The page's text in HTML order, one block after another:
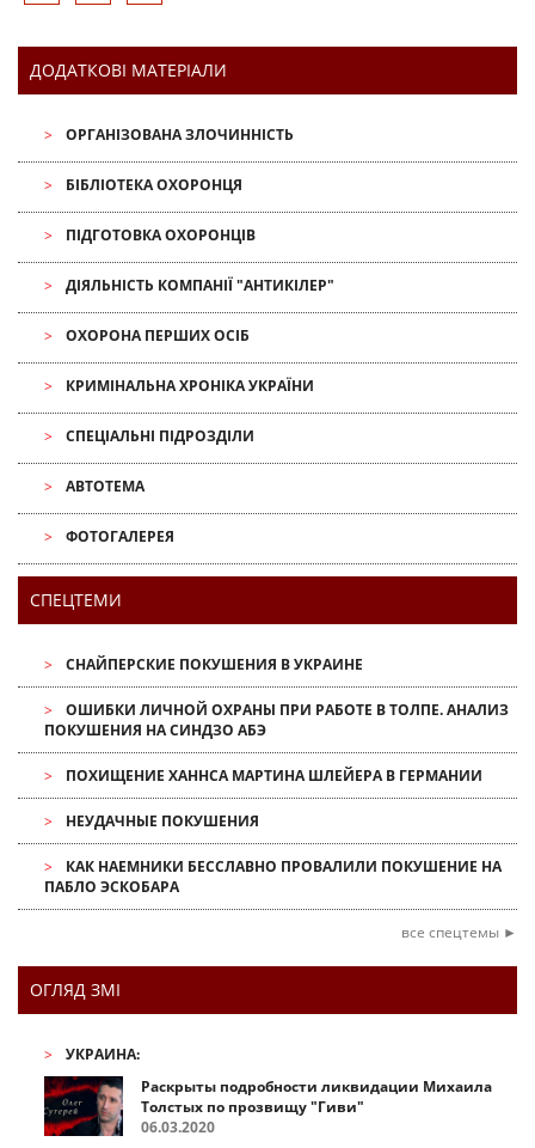
ДОДАТКОВІ МАТЕРІАЛИ
ОРГАНІЗОВАНА ЗЛОЧИННІСТЬ
БІБЛІОТЕКА ОХОРОНЦЯ
ПІДГОТОВКА ОХОРОНЦІВ
ДІЯЛЬНІСТЬ КОМПАНІЇ "АНТИКІЛЕР"
ОХОРОНА ПЕРШИХ ОСІБ
КРИМІНАЛЬНА ХРОНІКА УКРАЇНИ
СПЕЦІАЛЬНІ ПІДРОЗДІЛИ
АВТОТЕМА
ФОТОГАЛЕРЕЯ
СПЕЦТЕМИ
СНАЙПЕРСКИЕ ПОКУШЕНИЯ В УКРАИНЕ
ОШИБКИ ЛИЧНОЙ ОХРАНЫ ПРИ РАБОТЕ В ТОЛПЕ. АНАЛИЗ
ПОКУШЕНИЯ НА СИНДЗО АБЭ
ПОХИЩЕНИЕ ХАННСА МАРТИНА ШЛЕЙЕРА В ГЕРМАНИИ
НЕУДАЧНЫЕ ПОКУШЕНИЯ
КАК НАЕМНИКИ БЕССЛАВНО ПРОВАЛИЛИ ПОКУШЕНИЕ НА
ПАБЛО ЭСКОБАРА
все спецтемы ►
ОГЛЯД ЗМІ
УКРАИНА:
Раскрыты подробности ликвидации Михаила
Толстых по прозвищу "Гиви"
06.03.2020